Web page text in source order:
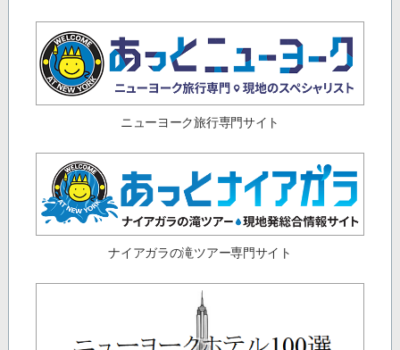
ニューヨーク旅行専門サイト
ナイアガラの滝ツアー専門サイト